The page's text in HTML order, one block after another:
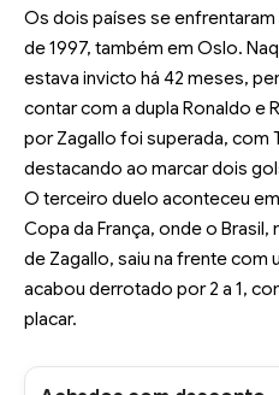
Os dois países se
de 1997, também em Oslo.
estava invicto há 42 meses,
contar com a dupla Ronaldo e
por Zagallo foi superada, com
destacando ao marcar dois
O terceiro duelo aconteceu
Copa da França, onde o
de Zagallo, saiu na frente com
acabou derrotado por 2 a 1,
placar.